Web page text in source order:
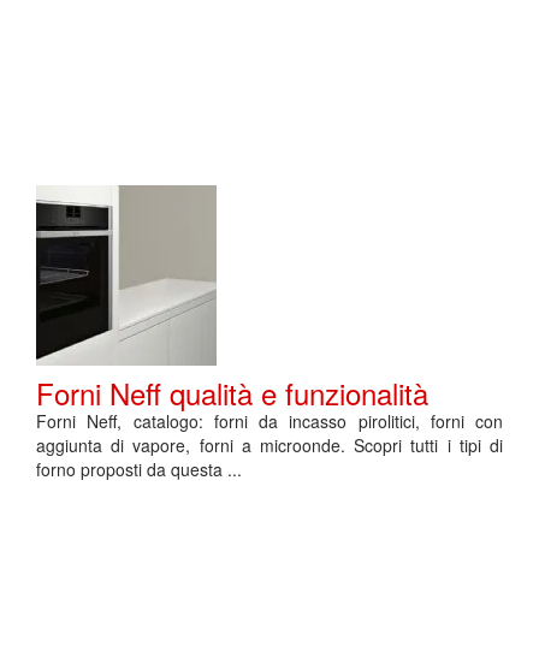
Forni Neff qualità e funzionalità
Forni Neff, catalogo: forni da incasso pirolitici, forni con
aggiunta di vapore, forni a microonde. Scopri tutti i tipi di
forno proposti da questa ...